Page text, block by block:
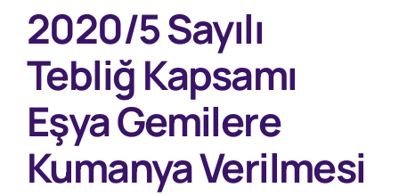
2020/5 Sayılı
Tebliğ Kapsamı
Eşya Gemilere
Kumanya Verilmesi